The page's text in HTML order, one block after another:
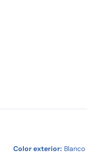
Color exterior: Blanco